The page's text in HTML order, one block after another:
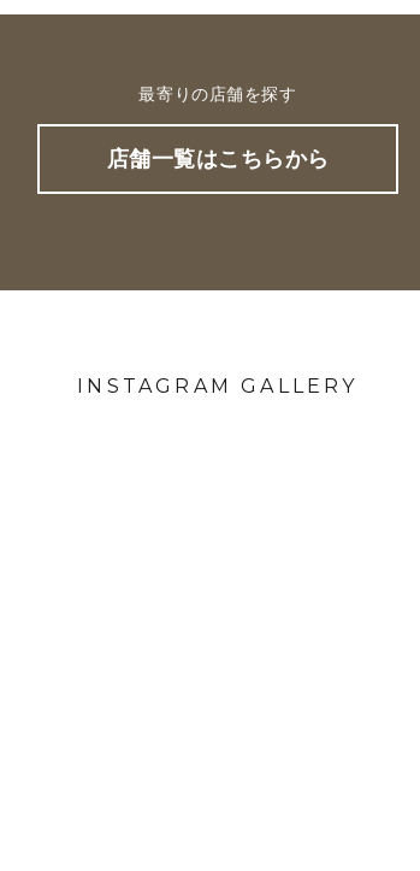
最寄りの店舗を探す
店舗一覧はこちらから
INSTAGRAM GALLERY